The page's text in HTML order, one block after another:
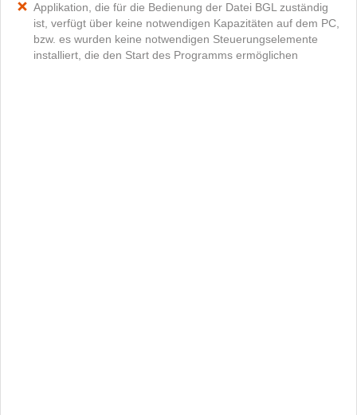
Applikation, die für die Bedienung der Datei BGL zuständig
ist, verfügt über keine notwendigen Kapazitäten auf dem PC,
bzw. es wurden keine notwendigen Steuerungselemente
installiert, die den Start des Programms ermöglichen